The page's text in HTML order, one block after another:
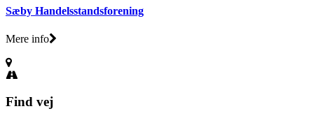
Sæby Handelsstandsforening
Mere info
Find vej